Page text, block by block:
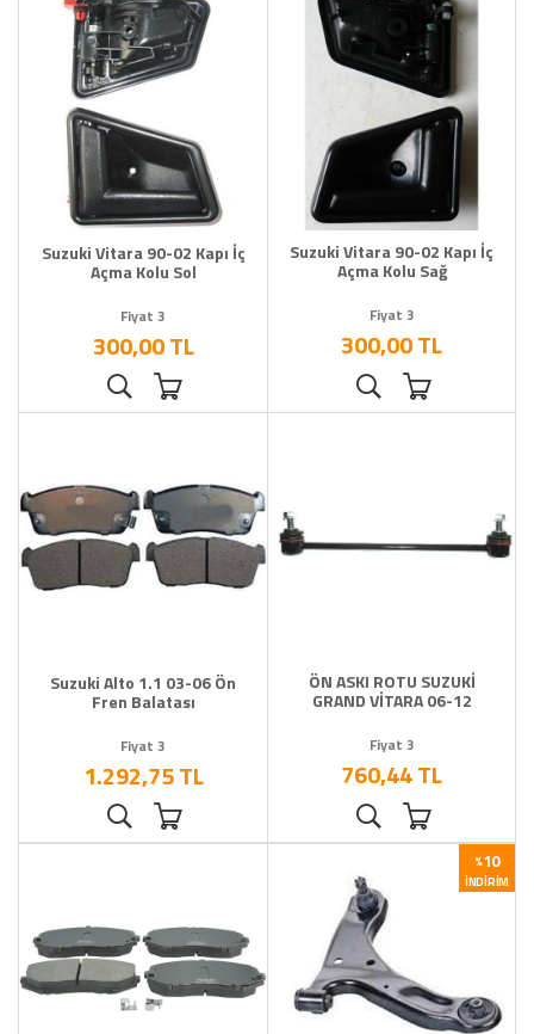
Suzuki Vitara 90-02 Kapı İç
Açma Kolu Sol
Fiyat 3
300,00 TL
Suzuki Vitara 90-02 Kapı İç
Açma Kolu Sağ
Fiyat 3
300,00 TL
Suzuki Alto 1.1 03-06 Ön
Fren Balatası
Fiyat 3
1.292,75 TL
ÖN ASKI ROTU SUZUKİ
GRAND VİTARA 06-12
Fiyat 3
760,44 TL
%10
İNDIRIM